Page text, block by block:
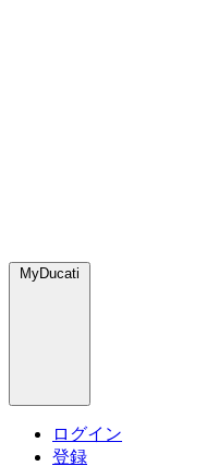
MyDucati
ログイン
登録